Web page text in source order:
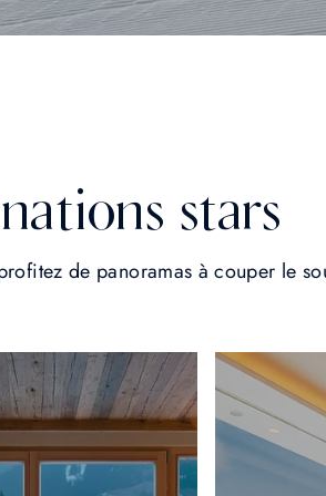
stars
de panoramas à couper le